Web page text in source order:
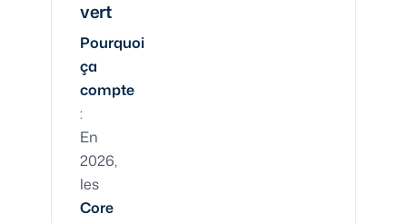
vert
Pourquoi
ça
compte
:
En
2026,
les
Core